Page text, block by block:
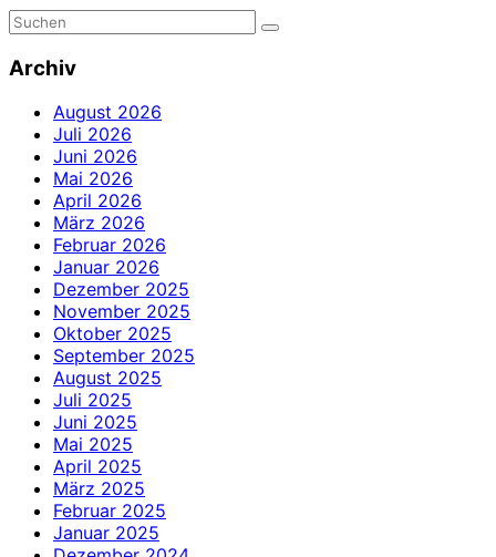
Archiv
August 2026
Juli 2026
Juni 2026
Mai 2026
April 2026
März 2026
Februar 2026
Januar 2026
Dezember 2025
November 2025
Oktober 2025
September 2025
August 2025
Juli 2025
Juni 2025
Mai 2025
April 2025
März 2025
Februar 2025
Januar 2025